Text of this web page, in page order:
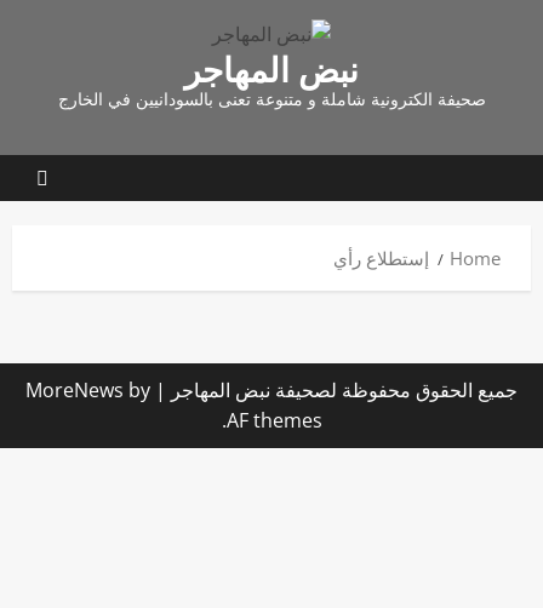
نبض المهاجر
صحيفة الكترونية شاملة و متنوعة تعنى بالسودانيين في الخارج
Home إستطلاع رأي
جميع الحقوق محفوظة لصحيفة نبض المهاجر |
MoreNews by
AF themes.